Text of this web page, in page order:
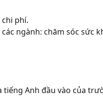
phí.
ngành: chăm sóc sức
tiếng Anh đầu vào của